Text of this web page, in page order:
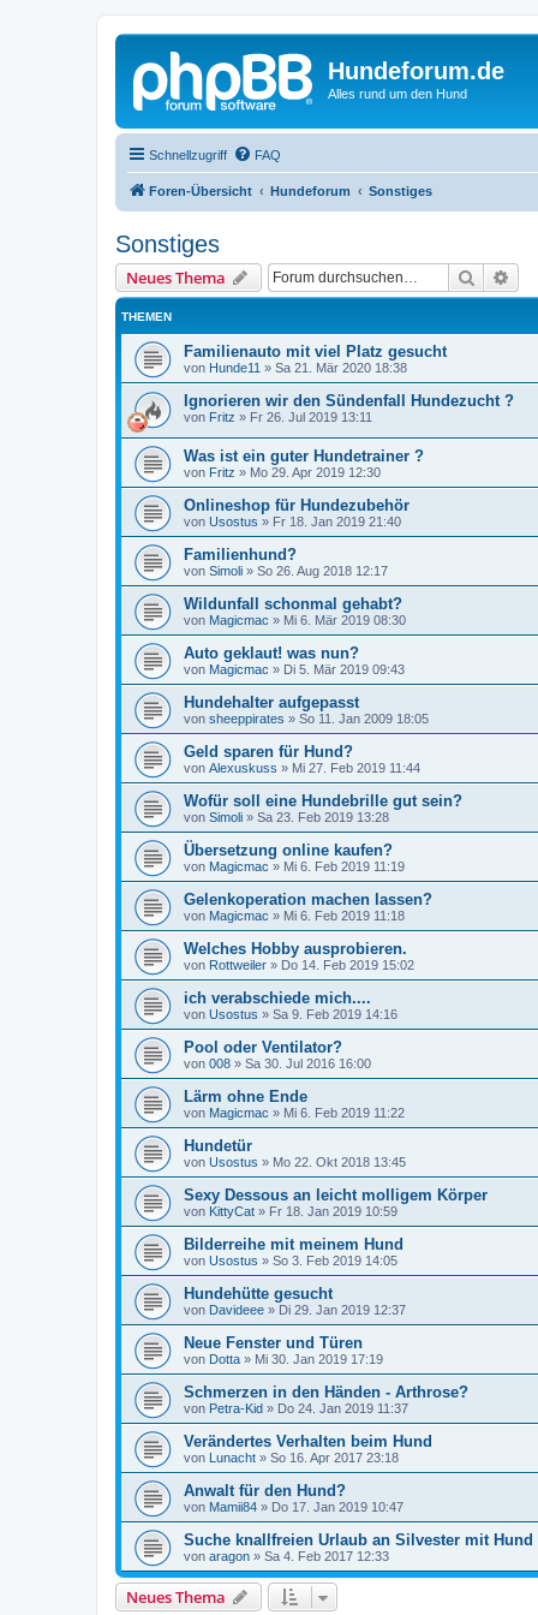
Hundeforum.de
Alles rund um den Hund
Schnellzugriff FAQ
Foren-Übersicht Hundeforum Sonstiges
Sonstiges
Neues Thema Suche
THEMEN
Familienauto mit viel Platz gesucht
von Hunde11 » Sa 21. Mär 2020 18:38
Ignorieren wir den Sündenfall Hundezucht ?
von Fritz » Fr 26. Jul 2019 13:11
Was ist ein guter Hundetrainer ?
von Fritz » Mo 29. Apr 2019 12:30
Onlineshop für Hundezubehör
von Usostus » Fr 18. Jan 2019 21:40
Familienhund?
von Simoli » So 26. Aug 2018 12:17
Wildunfall schonmal gehabt?
von Magicmac » Mi 6. Mär 2019 08:30
Auto geklaut! was nun?
von Magicmac » Di 5. Mär 2019 09:43
Hundehalter aufgepasst
von sheeppirates » So 11. Jan 2009 18:05
Geld sparen für Hund?
von Alexuskuss » Mi 27. Feb 2019 11:44
Wofür soll eine Hundebrille gut sein?
von Simoli » Sa 23. Feb 2019 13:28
Übersetzung online kaufen?
von Magicmac » Mi 6. Feb 2019 11:19
Gelenkoperation machen lassen?
von Magicmac » Mi 6. Feb 2019 11:18
Welches Hobby ausprobieren.
von Rottweiler » Do 14. Feb 2019 15:02
ich verabschiede mich....
von Usostus » Sa 9. Feb 2019 14:16
Pool oder Ventilator?
von 008 » Sa 30. Jul 2016 16:00
Lärm ohne Ende
von Magicmac » Mi 6. Feb 2019 11:22
Hundetür
von Usostus » Mo 22. Okt 2018 13:45
Sexy Dessous an leicht molligem Körper
von KittyCat » Fr 18. Jan 2019 10:59
Bilderreihe mit meinem Hund
von Usostus » So 3. Feb 2019 14:05
Hundehütte gesucht
von Davideee » Di 29. Jan 2019 12:37
Neue Fenster und Türen
von Dotta » Mi 30. Jan 2019 17:19
Schmerzen in den Händen - Arthrose?
von Petra-Kid » Do 24. Jan 2019 11:37
Verändertes Verhalten beim Hund
von Lunacht » So 16. Apr 2017 23:18
Anwalt für den Hund?
von Mamii84 » Do 17. Jan 2019 10:47
Suche knallfreien Urlaub an Silvester mit Hund
von aragon » Sa 4. Feb 2017 12:33
Neues Thema